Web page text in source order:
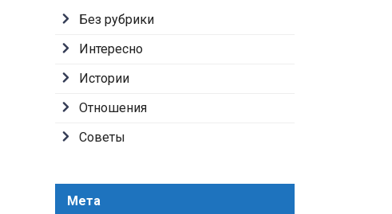
Без рубрики
Интересно
Истории
Отношения
Советы
Мета